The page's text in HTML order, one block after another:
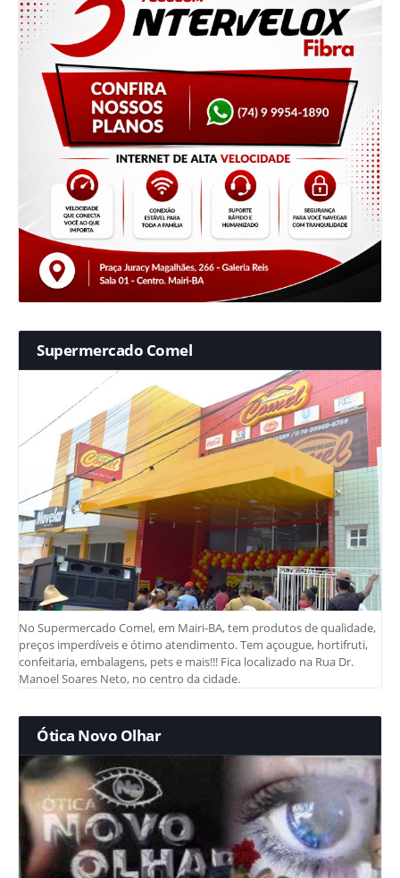
Supermercado Comel
No Supermercado Comel, em Mairi-BA, tem produtos de qualidade,
preços imperdíveis e ótimo atendimento. Tem açougue, hortifruti,
confeitaria, embalagens, pets e mais!!! Fica localizado na Rua Dr.
Manoel Soares Neto, no centro da cidade.
Ótica Novo Olhar